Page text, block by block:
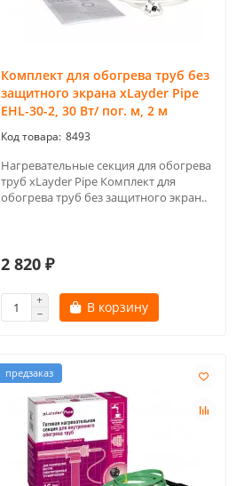
Комплект для обогрева труб без
защитного экрана xLayder Pipe
EHL-30-2, 30 Вт/ пог. м, 2 м
8493
Нагревательные секция для обогрева
труб xLayder Pipe Комплект для
обогрева труб без защитного экран..
2 820 ₽
В корзину
предзаказ